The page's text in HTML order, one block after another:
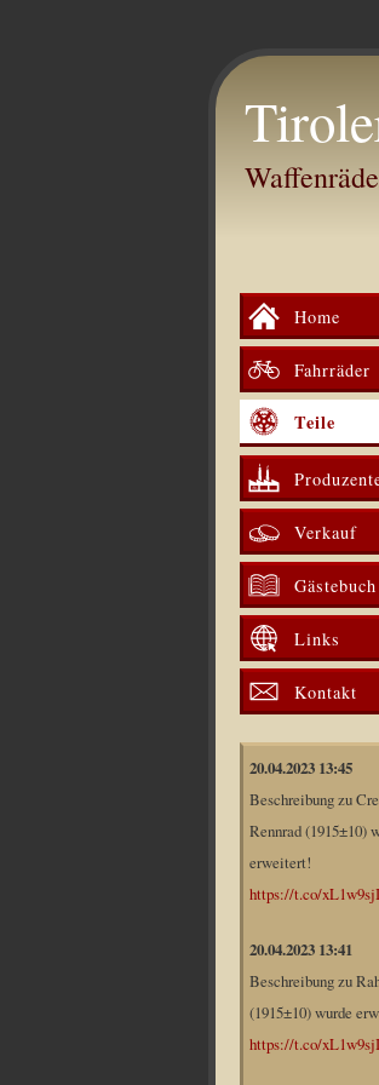
Home
Fahrräder
Teile
Verkauf
Gästebuch
Links
Kontakt
20.04.2023 13:45
Beschreibung zu
Rennrad (1915±10)
erweitert!
https://t.co/
20.04.2023 13:41
Beschreibung zu
(1915±10) wurde
https://t.co/